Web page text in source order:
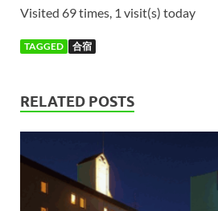
Visited 69 times, 1 visit(s) today
TAGGED 合宿
RELATED POSTS